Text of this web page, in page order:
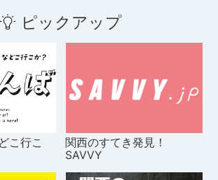
ピックアップ
こ行こ
関西のすてき発見！
SAVVY